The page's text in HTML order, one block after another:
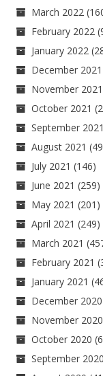
March 2022
February 2022
January 2022
December 2021
November 2021
October 2021
September 2021
August 2021
July 2021 (146)
June 2021 (259)
May 2021 (201)
April 2021 (249)
March 2021
February 2021
January 2021
December 2020
November 2020
October 2020
September 2020